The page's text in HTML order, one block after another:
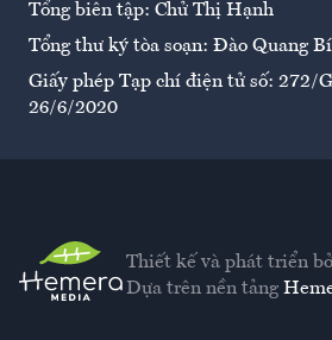
Tổng biên tập: Chử Thị Hạnh
Tổng thư ký tòa soạn: Đào Quang
Giấy phép Tạp chí điện tử số: 272/
26/6/2020
Thiết kế và phát triển
Dựa trên nền tảng